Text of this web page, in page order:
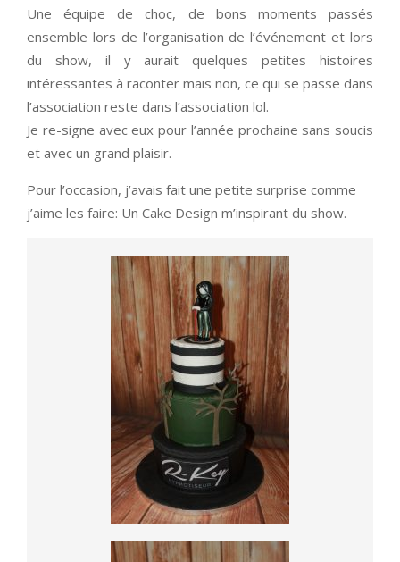
Une équipe de choc, de bons moments passés
ensemble lors de l’organisation de l’événement et lors
du show, il y aurait quelques petites histoires
intéressantes à raconter mais non, ce qui se passe dans
l’association reste dans l’association lol.
Je re-signe avec eux pour l’année prochaine sans soucis
et avec un grand plaisir.
Pour l’occasion, j’avais fait une petite surprise comme
j’aime les faire: Un Cake Design m’inspirant du show.